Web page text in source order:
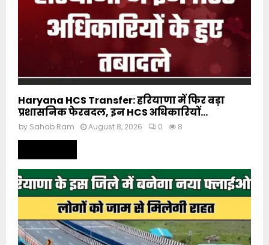
Haryana HCS Transfer: हरियाणा में फिर बड़ा
प्रशासनिक फेरबदल, इन HCS अधिकारियों...
by Sahab Ram August 8, 2026 0 8